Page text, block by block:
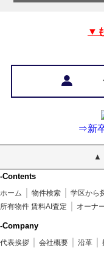
▼
⇒新
-Contents
ホーム 物件検索 学区から
所有物件 賃料AI査定
オーナ
-Company
代表挨拶 会社概要 沿革